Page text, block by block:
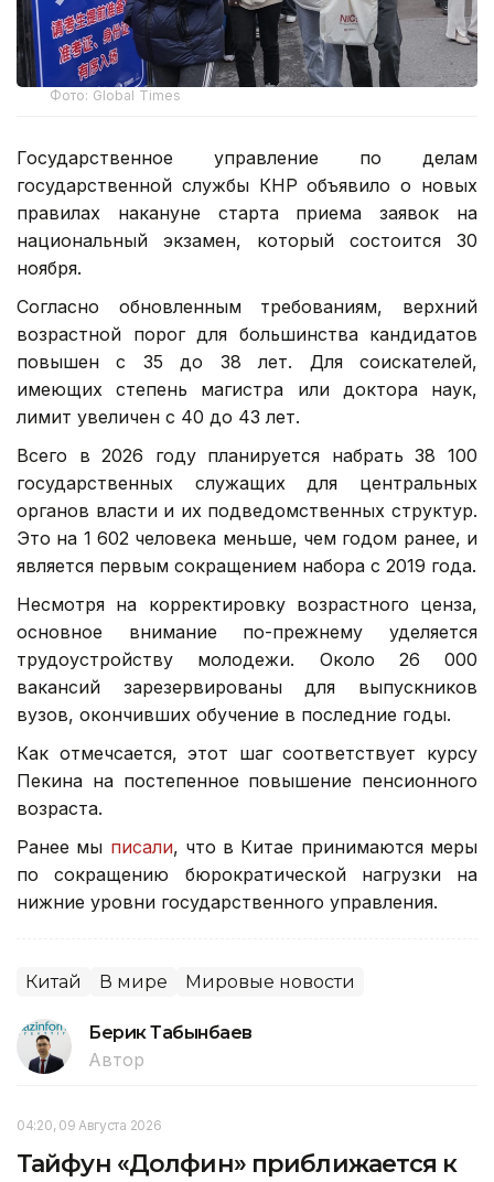
Фото: Global Times
Государственное управление по делам
государственной службы КНР объявило о новых
правилах накануне старта приема заявок на
национальный экзамен, который состоится 30
ноября.
Согласно обновленным требованиям, верхний
возрастной порог для большинства кандидатов
повышен с 35 до 38 лет. Для соискателей,
имеющих степень магистра или доктора наук,
лимит увеличен с 40 до 43 лет.
Всего в 2026 году планируется набрать 38 100
государственных служащих для центральных
органов власти и их подведомственных структур.
Это на 1 602 человека меньше, чем годом ранее, и
является первым сокращением набора с 2019 года.
Несмотря на корректировку возрастного ценза,
основное внимание по-прежнему уделяется
трудоустройству молодежи. Около 26 000
вакансий зарезервированы для выпускников
вузов, окончивших обучение в последние годы.
Как отмечсается, этот шаг соответствует курсу
Пекина на постепенное повышение пенсионного
возраста.
Ранее мы писали, что в Китае принимаются меры
по сокращению бюрократической нагрузки на
нижние уровни государственного управления.
Китай В мире Мировые новости
Берик Табынбаев
Автор
04:20, 09 Августа 2026
Тайфун «Долфин» приближается к